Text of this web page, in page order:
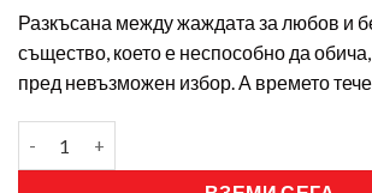
Разкъсана между жаждата за любов и
същество, което е неспособно да
пред невъзможен избор. А времето тече.